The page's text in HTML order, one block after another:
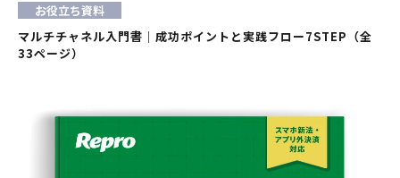
お役立ち資料
マルチチャネル入門書｜成功ポイントと実践フロー7STEP（全
33ページ）